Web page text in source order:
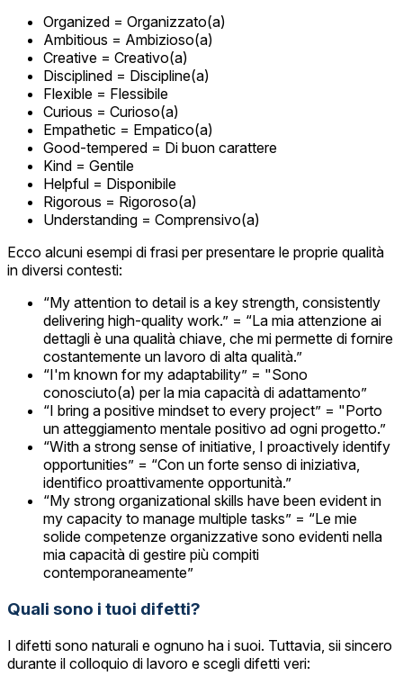
Organized = Organizzato(a)
Ambitious = Ambizioso(a)
Creative = Creativo(a)
Disciplined = Discipline(a)
Flexible = Flessibile
Curious = Curioso(a)
Empathetic = Empatico(a)
Good-tempered = Di buon carattere
Kind = Gentile
Helpful = Disponibile
Rigorous = Rigoroso(a)
Understanding = Comprensivo(a)
Ecco alcuni esempi di frasi per presentare le proprie qualità
in diversi contesti:
“My attention to detail is a key strength, consistently
delivering high-quality work.” = “La mia attenzione ai
dettagli è una qualità chiave, che mi permette di fornire
costantemente un lavoro di alta qualità.”
“I'm known for my adaptability” = "Sono
conosciuto(a) per la mia capacità di adattamento”
“I bring a positive mindset to every project” = "Porto
un atteggiamento mentale positivo ad ogni progetto.”
“With a strong sense of initiative, I proactively identify
opportunities” = “Con un forte senso di iniziativa,
identifico proattivamente opportunità.”
“My strong organizational skills have been evident in
my capacity to manage multiple tasks” = “Le mie
solide competenze organizzative sono evidenti nella
mia capacità di gestire più compiti
contemporaneamente”
Quali sono i tuoi difetti?
I difetti sono naturali e ognuno ha i suoi. Tuttavia, sii sincero
durante il colloquio di lavoro e scegli difetti veri: